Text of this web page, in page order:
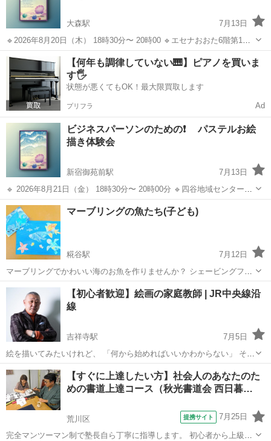
大森駅
7月13日
🔹2026年8月20日（木） 18時30分〜 20時00 🔹エセナおおた6階第1学
習室A ※開始時間に遅れますと予定作品が終わらない場合がありま
す。時間厳守でお願いします 🔹絵心がない方のため、全く初めてさ
ん大歓迎の...
東京 大田区 大森駅 その他 お絵描き
【何年も調律していない🎹】ピアノを買いま
す🖐️
状態が悪くてもOK！最大限買取します
プリフラ Ad
ビジネスパーソンのための❗️ パステルお絵
描き体験会
新宿御苑前駅
7月13日
🔹 2026年8月21日（金） 18時30分〜 20時00分 🔹四谷地域センター11
階・集会室3 （※開始時間に遅れますと予定作品が終わらない場合が
あります。時間厳守でお願いします） 🔹絵心がない方のため、全く
初...
東京 新宿区 新宿御苑前駅 その他 お絵描き
マーブリングの魚たち(子ども)
糀谷駅
7月12日
マーブリングでかわいい海のお魚を作りませんか？ シェービングフォ
ームを使うので小さいお子さんでもできますよ〜。 ▪日時∶7/20(月・
祝)、25(土)、26(日)、8/1(土) ：13時～、15時半～(日・祝日のみ) ▪...
東京 大田区 糀谷駅 その他 マーブリング
【初心者歓迎】絵画の家庭教師 | JR中央線沿
線
吉祥寺駅
7月5日
絵を描いてみたいけれど、 「何から始めればいいかわからない」 そん
なふうに感じていませんか？ アートの家庭教師サービス「奏彩(かない
ろ)」では、アートをもっと楽しく、もっと自由に学べるよう、お一人
おひとりのペースに...
東京 吉祥寺駅 絵画 レッスン
【すぐに上達したい方】社会人のあなたのた
めの書道上達コース（秋光書道会 西日暮…
荒川区 提携サイト 7月25日
完全マンツーマン制で塾長自ら丁寧に指導します。 初心者から上級者